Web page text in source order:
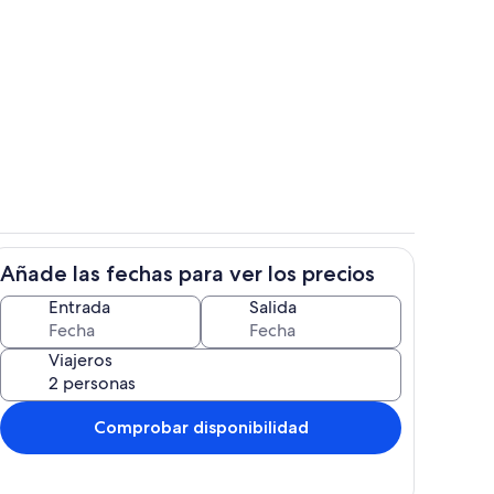
Jardines del alojamiento
Añade las fechas para ver los precios
Entrada Salida
Viajeros
Comprobar disponibilidad